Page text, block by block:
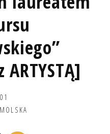
ARTYSTĄ]